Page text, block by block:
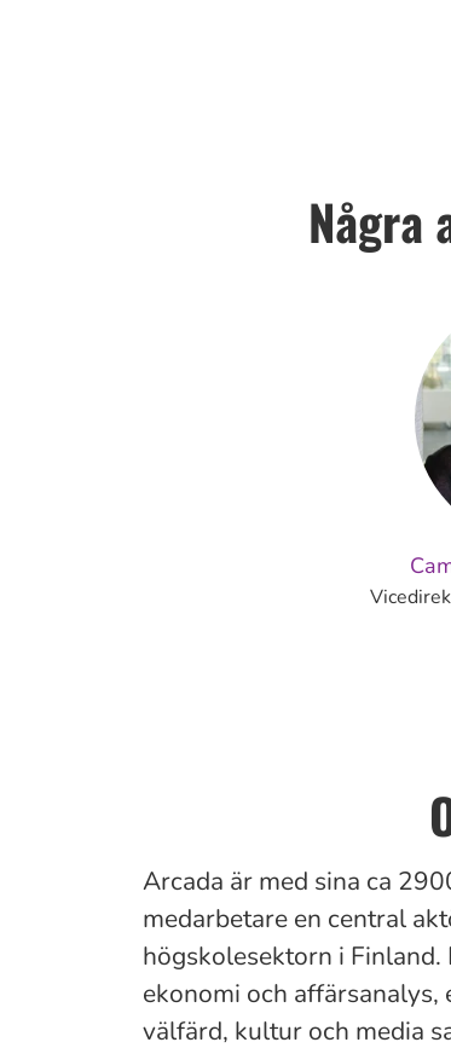
Några
Arcada är med sina ca
medarbetare en central
högskolesektorn i
ekonomi och
välfärd, kultur och media